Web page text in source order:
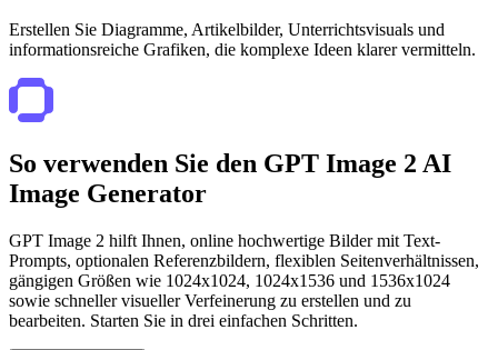
Erstellen Sie Diagramme, Artikelbilder, Unterrichtsvisuals und
informationsreiche Grafiken, die komplexe Ideen klarer vermitteln.
So verwenden Sie den GPT Image 2 AI
Image Generator
GPT Image 2 hilft Ihnen, online hochwertige Bilder mit Text-
Prompts, optionalen Referenzbildern, flexiblen Seitenverhältnissen,
gängigen Größen wie 1024x1024, 1024x1536 und 1536x1024
sowie schneller visueller Verfeinerung zu erstellen und zu
bearbeiten. Starten Sie in drei einfachen Schritten.